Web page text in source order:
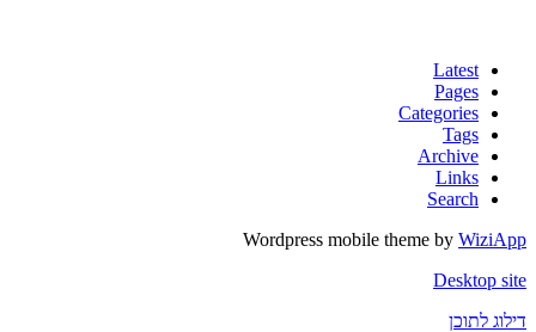
Latest
Pages
Categories
Tags
Archive
Links
Search
Wordpress mobile theme by WiziApp
Desktop site
דילוג לתוכן